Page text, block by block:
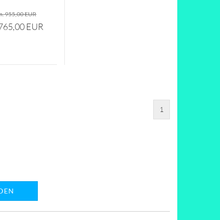
955,00 EUR
EUR
1